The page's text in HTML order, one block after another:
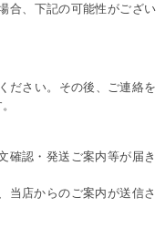
合、下記の可能性がござい
ださい。その後、ご連絡を
確認・発送ご案内等が届き
当店からのご案内が送信さ